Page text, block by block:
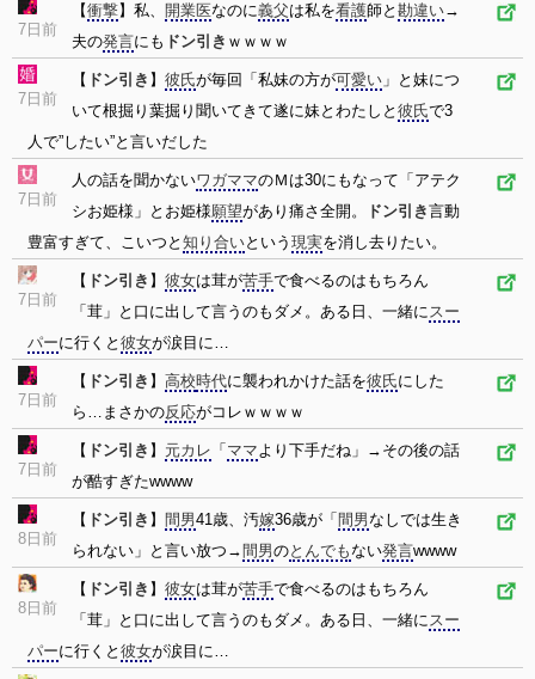
7日前
【衝撃】私、 開業医なのに義父は私を看護師と 勘違い→
夫の発言にも ドン引き ｗｗｗｗ
7日前
【 ドン引き 】 彼氏が毎回「私妹の方が可愛い 」と妹につ
いて根掘り葉掘り聞いてきて遂に妹とわたしと 彼氏で3
人で”したい”と言いだした
7日前
人の話を聞かないワガママのＭは30にもなって「アテク
シお姫様」とお姫様願望があり痛さ全開。 ドン引き言動
豊富すぎて、こいつと 知り合いという 現実を消し去りたい。
7日前
【 ドン引き 】 彼女は茸が苦手で食べるのはもちろん
「茸」と口に出して言うのもダメ。ある日、一緒にスー
パーに行くと 彼女が涙目に…
7日前
【 ドン引き 】 高校時代に襲われかけた話を彼氏にした
ら…まさかの反応がコレｗｗｗｗ
7日前
【 ドン引き 】 元カレ 「 ママより下手だね」→その後の話
が酷すぎたwwww
8日前
【 ドン引き 】 間男41歳、汚嫁36歳が「 間男なしでは生き
られない」と言い放つ→ 間男のとんでもない発言wwww
8日前
【 ドン引き 】 彼女は茸が苦手で食べるのはもちろん
「茸」と口に出して言うのもダメ。ある日、一緒にスー
パーに行くと 彼女が涙目に…